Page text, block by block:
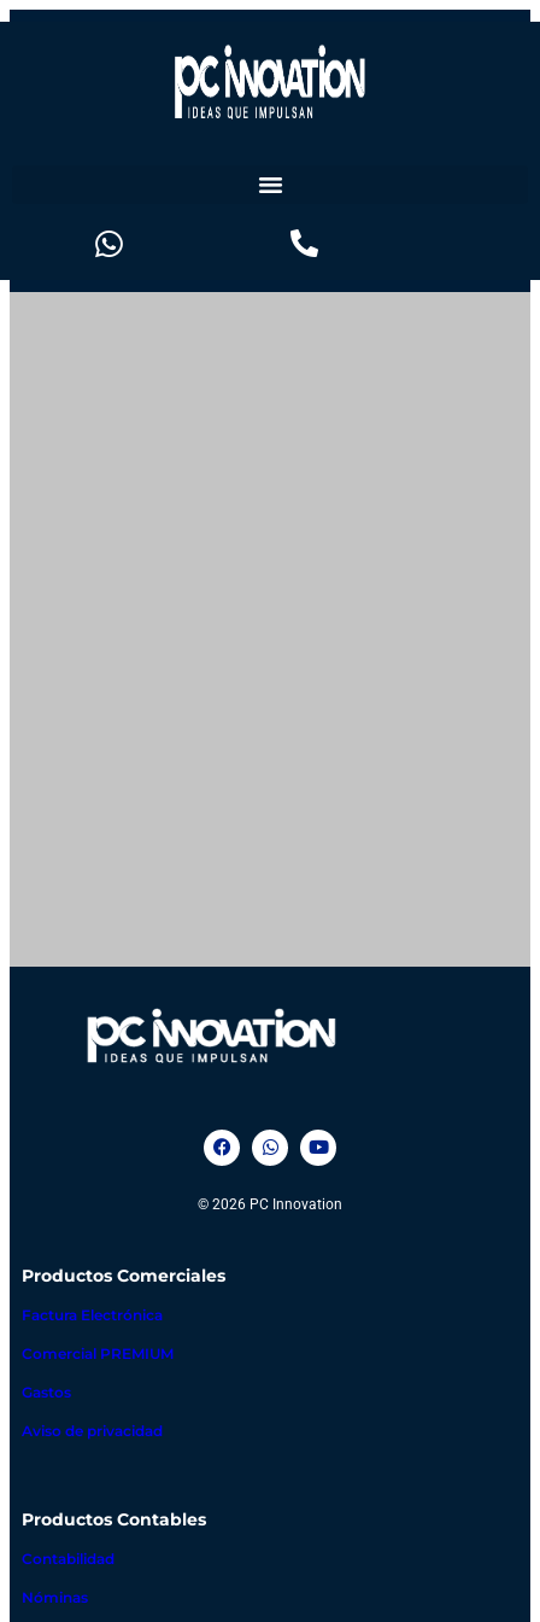
© 2026 PC Innovation
Productos Comerciales
Factura Electrónica
Comercial PREMIUM
Gastos
Aviso de privacidad
Productos Contables
Contabilidad
Nóminas